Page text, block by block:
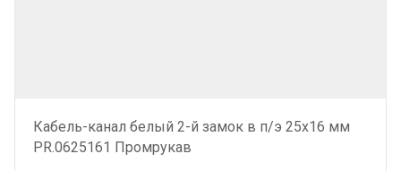
Кабель-канал белый 2-й замок в п/э 25х16 мм
PR.0625161 Промрукав